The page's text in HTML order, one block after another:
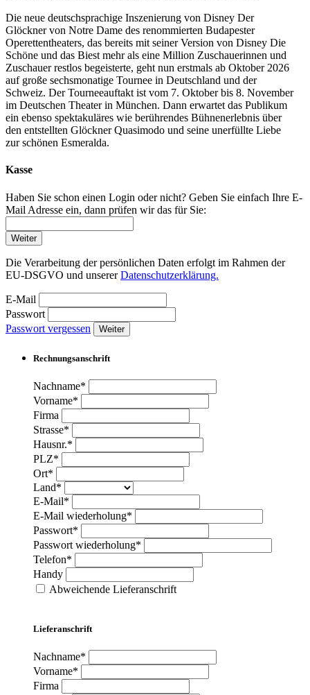
Die neue deutschsprachige Inszenierung von Disney Der
Glöckner von Notre Dame des renommierten Budapester
Operettentheaters, das bereits mit seiner Version von Disney Die
Schöne und das Biest mehr als eine Million Zuschauerinnen und
Zuschauer restlos begeisterte, geht nun erstmals ab Oktober 2026
auf große sechsmonatige Tournee in Deutschland und der
Schweiz. Der Tourneeauftakt ist vom 7. Oktober bis 8. November
im Deutschen Theater in München. Dann erwartet das Publikum
ein ebenso spektakuläres wie berührendes Bühnenerlebnis über
den entstellten Glöckner Quasimodo und seine unerfüllte Liebe
zur schönen Esmeralda.
Kasse
Haben Sie schon einen Login oder nicht? Geben Sie einfach Ihre E-
Mail Adresse ein, dann prüfen wir das für Sie:
Weiter
Die Verarbeitung der persönlichen Daten erfolgt im Rahmen der
EU-DSGVO und unsererDatenschutzerklärung.
E-Mail
Passwort
Passwort vergessen
Weiter
Rechnungsanschrift
Nachname*
Vorname*
Firma
Strasse*
Hausnr.*
PLZ*
Ort*
Land*
E-Mail*
E-Mail wiederholung*
Passwort*
Passwort wiederholung*
Telefon*
Handy
Abweichende Lieferanschrift
Lieferanschrift
Nachname*
Vorname*
Firma